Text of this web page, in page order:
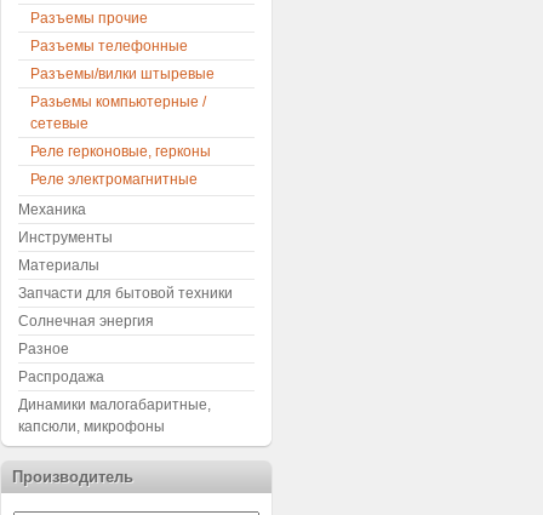
Разъемы прочие
Разъемы телефонные
Разъемы/вилки штыревые
Разьемы компьютерные /
сетевые
Реле герконовые, герконы
Реле электромагнитные
Механика
Инструменты
Материалы
Запчасти для бытовой техники
Солнечная энергия
Разное
Распродажа
Динамики малогабаритные,
капсюли, микрофоны
Производитель